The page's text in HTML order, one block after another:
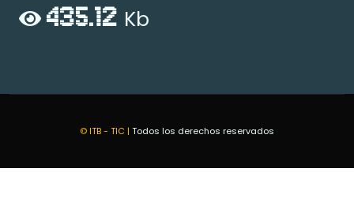
435.12 Kb
© ITB - TIC | Todos los derechos reservados